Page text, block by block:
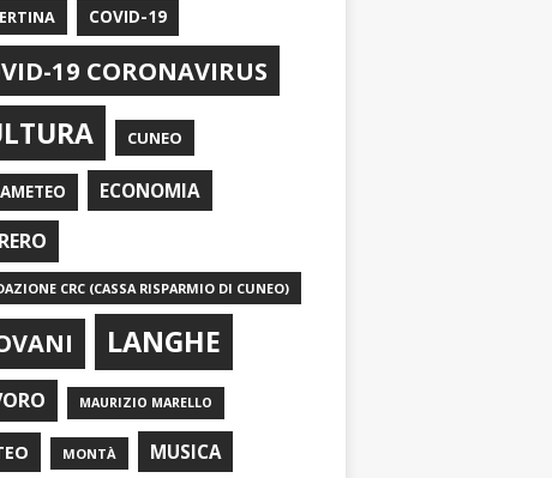
COVID-19
19 CORONAVIRUS
CUNEO
ECONOMIA
CRC (CASSA RISPARMIO DI CUNEO)
LANGHE
MAURIZIO MARELLO
MONTÀ MUSICA